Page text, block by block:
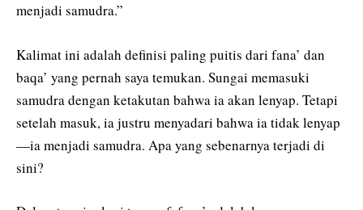
menjadi samudra.”
Kalimat ini adalah definisi paling puitis dari fana’ dan
baqa’ yang pernah saya temukan. Sungai memasuki
samudra dengan ketakutan bahwa ia akan lenyap. Tetapi
setelah masuk, ia justru menyadari bahwa ia tidak lenyap
—ia menjadi samudra. Apa yang sebenarnya terjadi di
sini?